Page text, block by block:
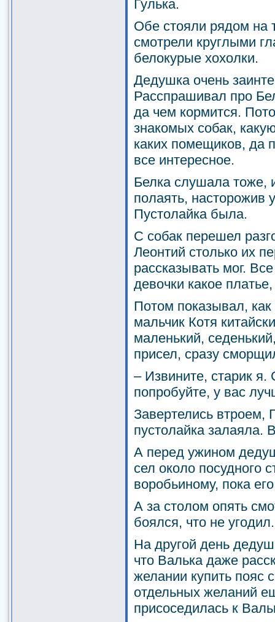
Гулька.
Обе стояли рядом на
смотрели круглыми
белокурые хохолки.
Дедушка очень
Расспрашивал про
да чем кормится.
знакомых собак,
каких помещиков, да
все интересное.
Белка слушала тоже,
полаять, насторожив
Пустолайка была.
С собак перешел
Леонтий столько их
рассказывать мог.
девочки какое
Потом показывал,
мальчик Котя
маленький,
присел, сразу
– Извините, старик
попробуйте, у вас
Завертелись втроем,
пустолайка залаяла.
А перед ужином
сел около посудного
воробьиному, пока
А за столом опять
боялся, что не угодил.
На другой день
что Валька даже
желании купить пояс
отдельных желаний
присоседилась к